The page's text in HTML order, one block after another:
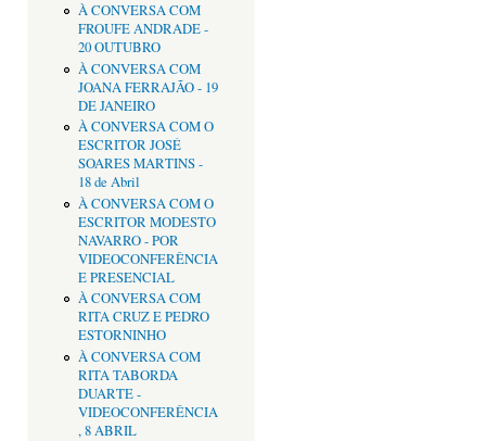
À CONVERSA COM
FROUFE ANDRADE -
20 OUTUBRO
À CONVERSA COM
JOANA FERRAJÃO - 19
DE JANEIRO
À CONVERSA COM O
ESCRITOR JOSÉ
SOARES MARTINS -
18 de Abril
À CONVERSA COM O
ESCRITOR MODESTO
NAVARRO - POR
VIDEOCONFERÊNCIA
E PRESENCIAL
À CONVERSA COM
RITA CRUZ E PEDRO
ESTORNINHO
À CONVERSA COM
RITA TABORDA
DUARTE -
VIDEOCONFERÊNCIA
, 8 ABRIL